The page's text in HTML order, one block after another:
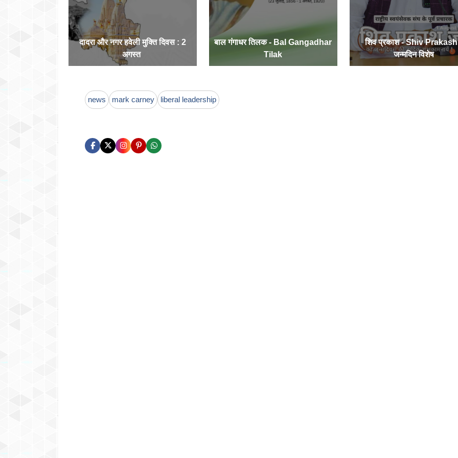
दादरा और नगर हवेली मुक्ति दिवस : 2
अगस्त
बाल गंगाधर तिलक - Bal Gangadhar
Tilak
शिव प्रकाश - Shiv
जन्मदिन विशेष
news mark carney liberal leadership